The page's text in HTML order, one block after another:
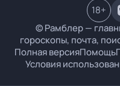
© Рамблер —
гороскопы, почта,
Полная версияПомощь
Условия
18+